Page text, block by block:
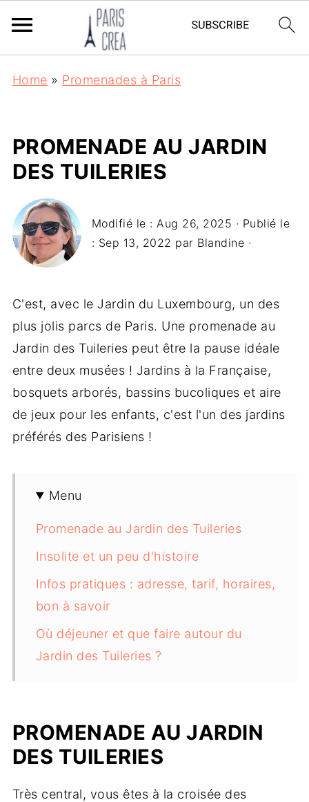
Home » Promenades à Paris
PROMENADE AU JARDIN
DES TUILERIES
Modifié le :Aug 26, 2025 · Publié le
: Sep 13, 2022 par Blandine ·
C'est, avec le Jardin du Luxembourg, un des
plus jolis parcs de Paris. Une promenade au
Jardin des Tuileries peut être la pause idéale
entre deux musées ! Jardins à la Française,
bosquets arborés, bassins bucoliques et aire
de jeux pour les enfants, c'est l'un des jardins
préférés des Parisiens !
Menu
Promenade au Jardin des Tuileries
Insolite et un peu d'histoire
Infos pratiques : adresse, tarif, horaires,
bon à savoir
Où déjeuner et que faire autour du
Jardin des Tuileries ?
PROMENADE AU JARDIN
DES TUILERIES
Très central, vous êtes à la croisée des